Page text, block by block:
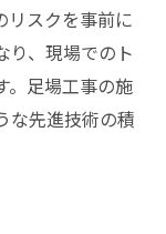
リスクを事前に
り、現場でのト
。足場工事の施
な先進技術の積